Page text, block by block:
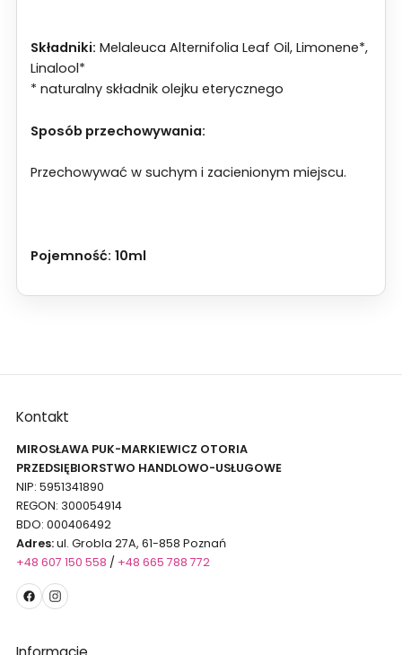
Składniki: Melaleuca Alternifolia Leaf Oil, Limonene*,
Linalool*
* naturalny składnik olejku eterycznego
Sposób przechowywania:
Przechowywać w suchym i zacienionym miejscu.
Pojemność: 10ml
Kontakt
MIROSŁAWA PUK-MARKIEWICZ OTORIA
PRZEDSIĘBIORSTWO HANDLOWO-USŁUGOWE
NIP: 5951341890
REGON: 300054914
BDO: 000406492
Adres:ul. Grobla 27A, 61-858 Poznań
+48 607 150 558 / +48 665 788 772